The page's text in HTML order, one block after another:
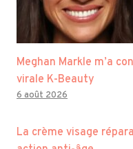
Meghan Markle m’a
virale K-Beauty
6 août 2026
La crème visage